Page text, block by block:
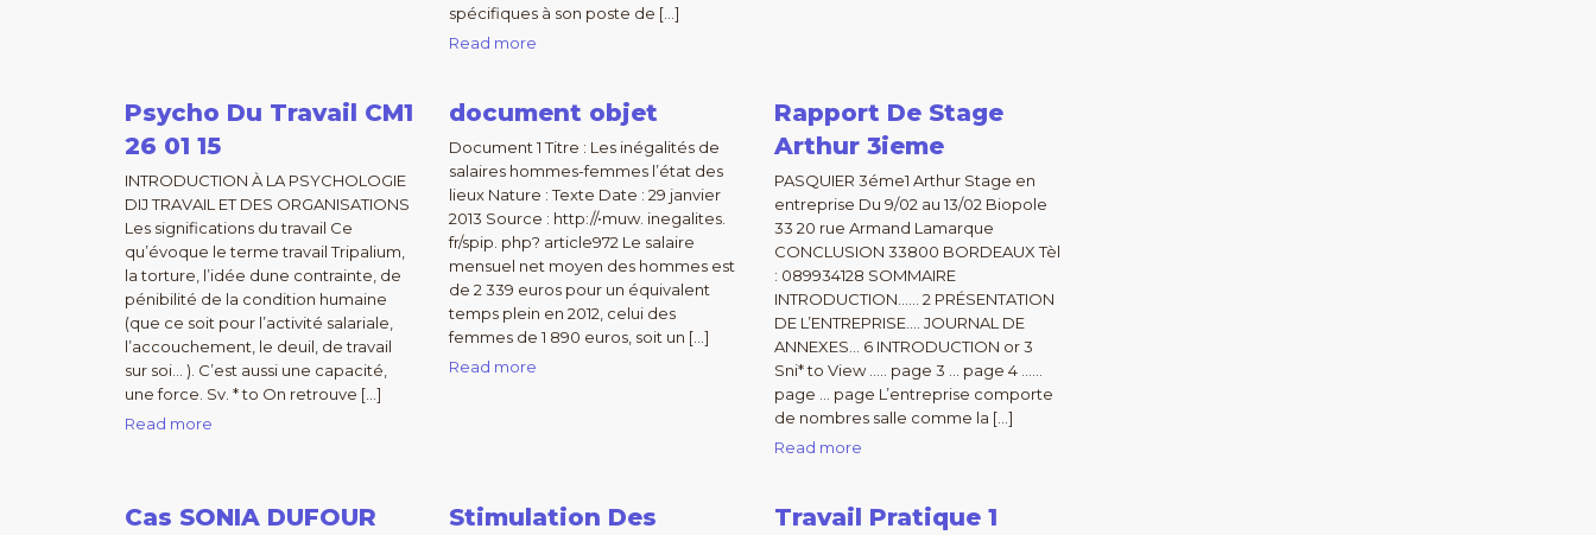
spécifiques à son poste de […]
Read more
Psycho Du Travail CM1
26 01 15
INTRODUCTION À LA PSYCHOLOGIE
DIJ TRAVAIL ET DES ORGANISATIONS
Les significations du travail Ce
qu’évoque le terme travail Tripalium,
la torture, l’idée dune contrainte, de
pénibilité de la condition humaine
(que ce soit pour l’activité salariale,
l’accouchement, le deuil, de travail
sur soi… ). C’est aussi une capacité,
une force. Sv. * to On retrouve […]
Read more
document objet
Document 1 Titre : Les inégalités de
salaires hommes-femmes l’état des
lieux Nature : Texte Date : 29 janvier
2013 Source : http://•muw. inegalites.
fr/spip. php? article972 Le salaire
mensuel net moyen des hommes est
de 2 339 euros pour un équivalent
temps plein en 2012, celui des
femmes de 1 890 euros, soit un […]
Read more
Rapport De Stage
Arthur 3ieme
PASQUIER 3éme1 Arthur Stage en
entreprise Du 9/02 au 13/02 Biopole
33 20 rue Armand Lamarque
CONCLUSION 33800 BORDEAUX Tèl
: 089934128 SOMMAIRE
INTRODUCTION…… 2 PRÉSENTATION
DE L’ENTREPRISE…. JOURNAL DE
ANNEXES… 6 INTRODUCTION or 3
Sni* to View ….. page 3 … page 4 ……
page … page L’entreprise comporte
de nombres salle comme la […]
Read more
Cas SONIA DUFOUR
Stimulation Des
Travail Pratique 1